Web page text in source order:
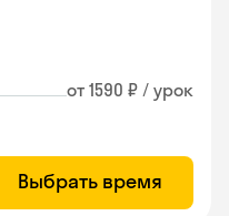
от 1590 ₽ / урок
Выбрать время